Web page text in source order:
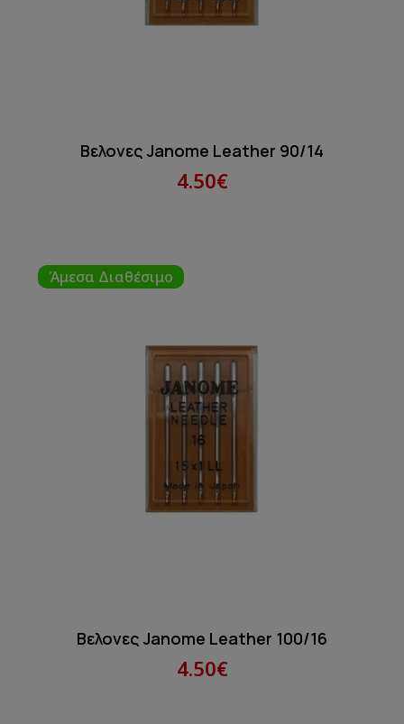
Βελονες Janome Leather 90/14
4.50€
Άμεσα Διαθέσιμο
Βελονες Janome Leather 100/16
4.50€